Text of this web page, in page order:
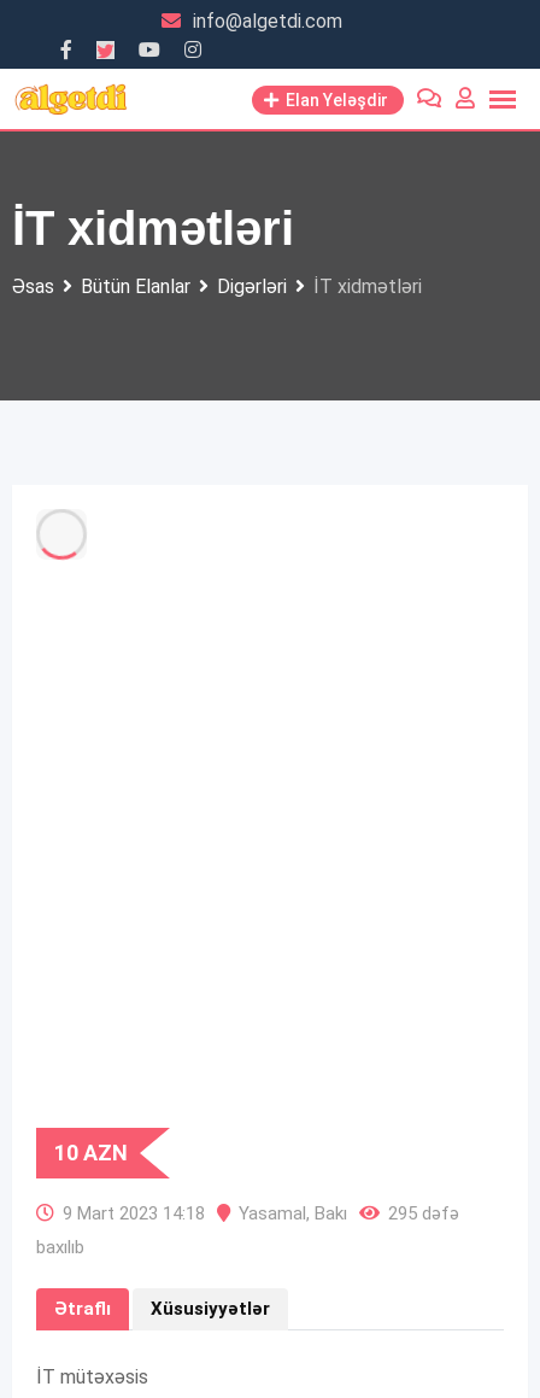
content
info@algetdi.com
Elan Yeləşdir
İT xidmətləri
Əsas Bütün Elanlar Digərləri İT xidmətləri
10AZN
9 Mart 2023 14:18 Yasamal, Bakı
295 dəfə
baxılıb
Ətraflı Xüsusiyyətlər
İT mütəxəsis